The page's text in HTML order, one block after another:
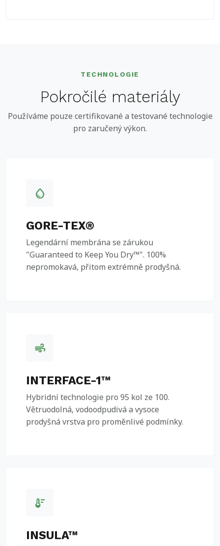
TECHNOLOGIE
Pokročilé materiály
Používáme pouze certifikované a testované technologie
pro zaručený výkon.
water_drop
GORE-TEX®
Legendární membrána se zárukou
"Guaranteed to Keep You Dry™". 100%
nepromokavá, přitom extrémně prodyšná.
air
INTERFACE-1™
Hybridní technologie pro 95 kol ze 100.
Větruodolná, vodoodpudivá a vysoce
prodyšná vrstva pro proměnlivé podmínky.
thermostat
INSULA™